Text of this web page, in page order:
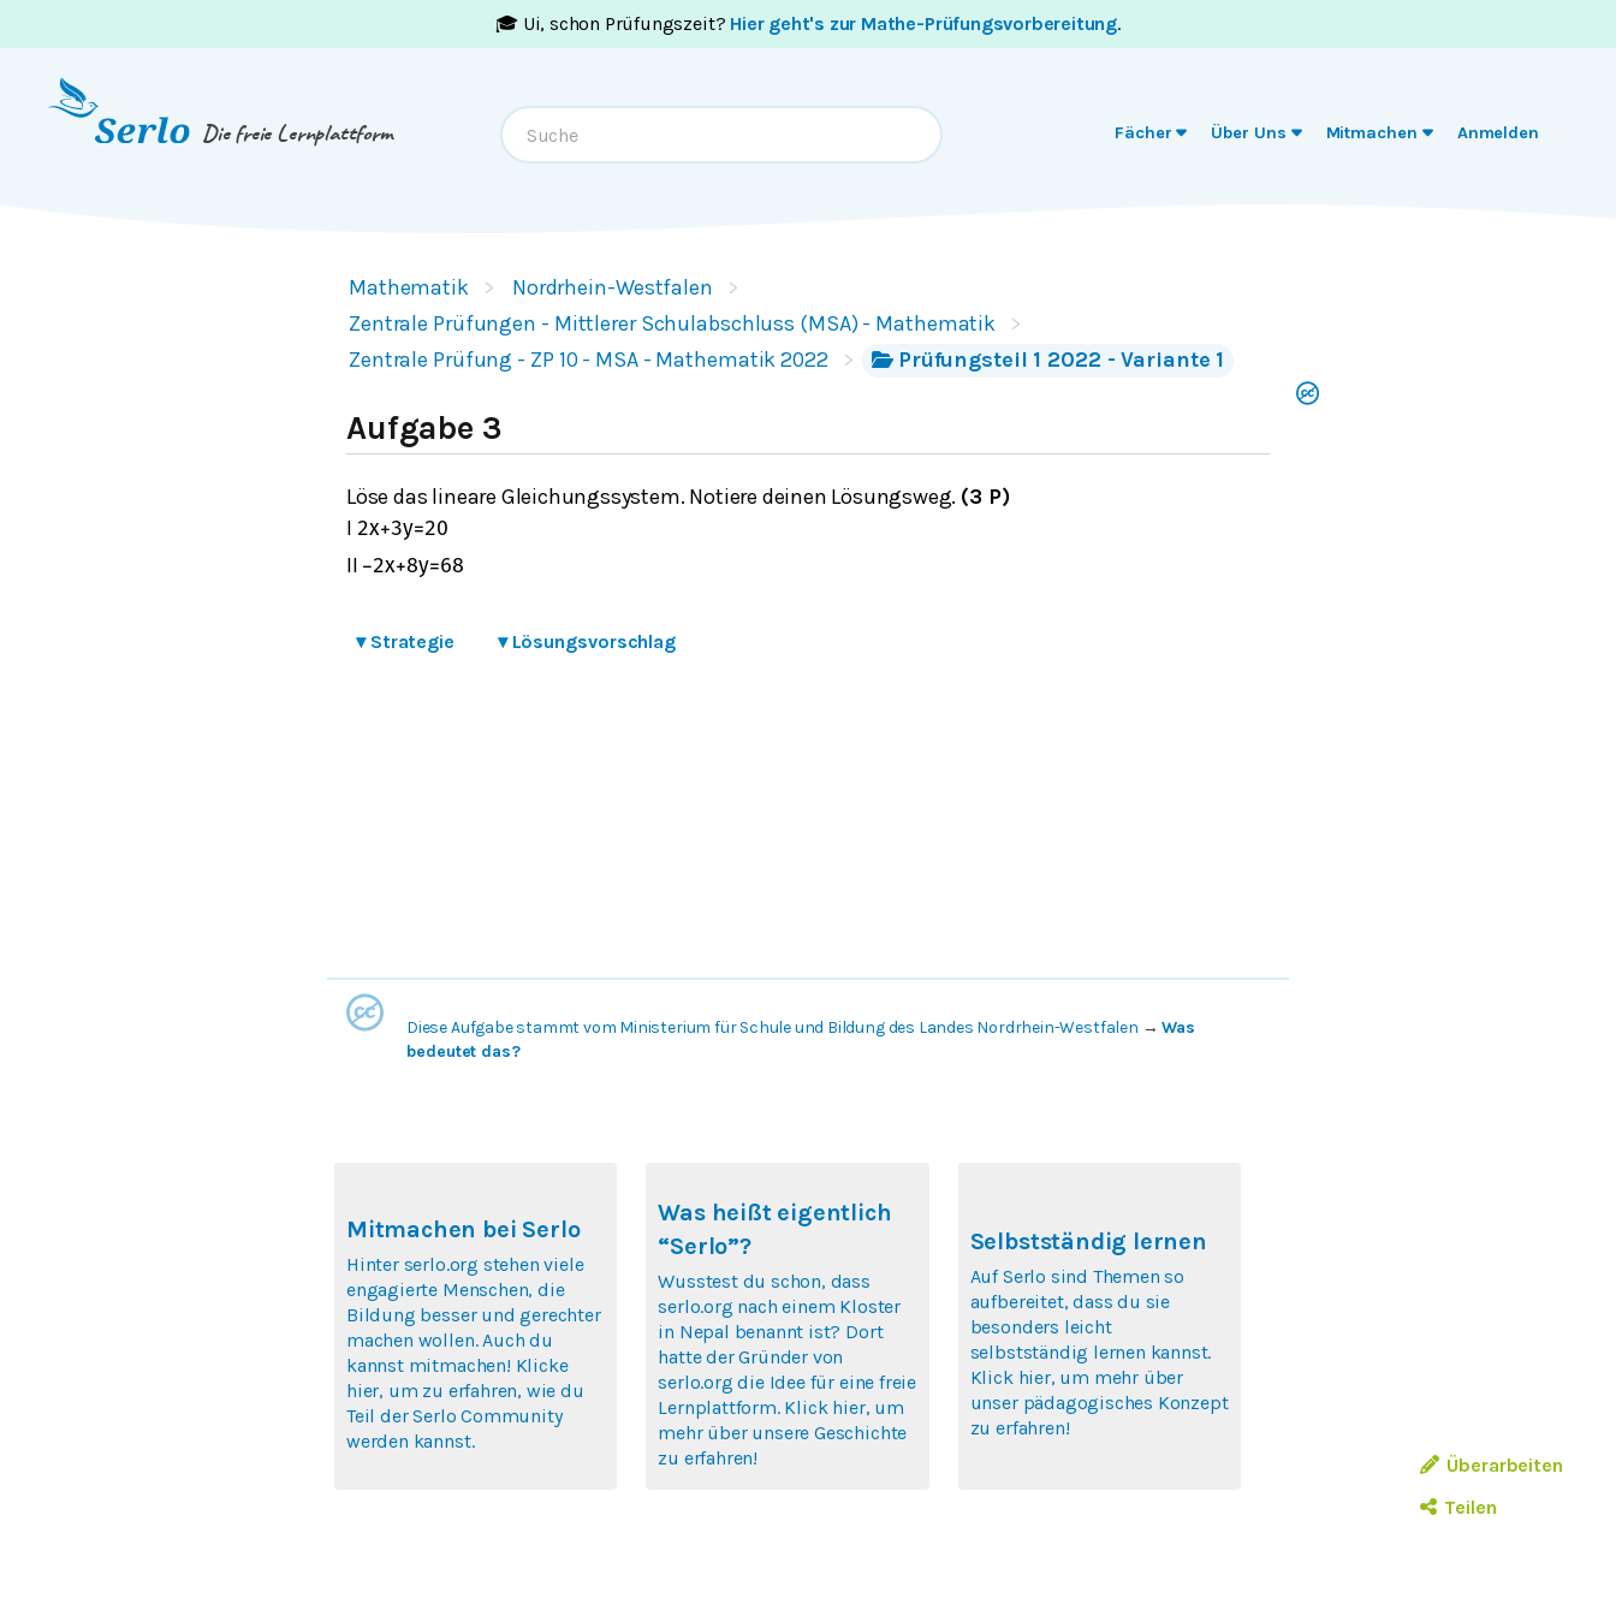
🎓 Ui, schon Prüfungszeit? Hier geht's zur Mathe-Prüfungsvorbereitung.
Die freie Lernplattform Fächer Über Uns Mitmachen Anmelden
Mathematik
Nordrhein-Westfalen
Zentrale Prüfungen - Mittlerer Schulabschluss (MSA) - Mathematik
Zentrale Prüfung - ZP 10 - MSA - Mathematik 2022
Prüfungsteil 1 2022 - Variante 1
Aufgabe 3
Löse das lineare Gleichungssystem. Notiere deinen Lösungsweg. (3 P)
I 2x+3y=20
II −2x+8y=68
▾ Strategie ▾ Lösungsvorschlag
Überarbeiten
Teilen
Diese Aufgabe stammt vom Ministerium für Schule und Bildung des Landes Nordrhein-Westfalen →Was
bedeutet das?
Mitmachen bei Serlo
Hinter serlo.org stehen viele
engagierte Menschen, die
Bildung besser und gerechter
machen wollen. Auch du
kannst mitmachen! Klicke
hier, um zu erfahren, wie du
Teil der Serlo Community
werden kannst.
Was heißt eigentlich
“Serlo”?
Wusstest du schon, dass
serlo.org nach einem Kloster
in Nepal benannt ist? Dort
hatte der Gründer von
serlo.org die Idee für eine freie
Lernplattform. Klick hier, um
mehr über unsere Geschichte
zu erfahren!
Selbstständig lernen
Auf Serlo sind Themen so
aufbereitet, dass du sie
besonders leicht
selbstständig lernen kannst.
Klick hier, um mehr über
unser pädagogisches Konzept
zu erfahren!